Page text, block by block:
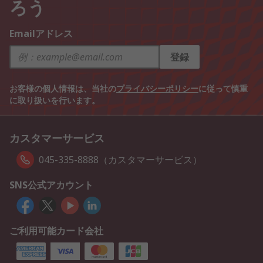
ろう
Emailアドレス
登録
お客様の個人情報は、当社のプライバシーポリシーに従って慎重
に取り扱いを行います。
カスタマーサービス
045-335-8888（カスタマーサービス）
SNS公式アカウント
ご利用可能カード会社